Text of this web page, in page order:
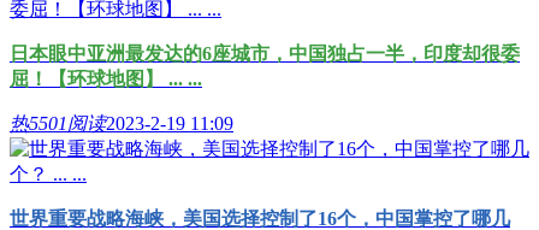
日本眼中亚洲最发达的6座城市，中国独占一半，印度却很委
屈！【环球地图】 ... ...
热5501阅读2023-2-19 11:09
世界重要战略海峡，美国选择控制了16个，中国掌控了哪几